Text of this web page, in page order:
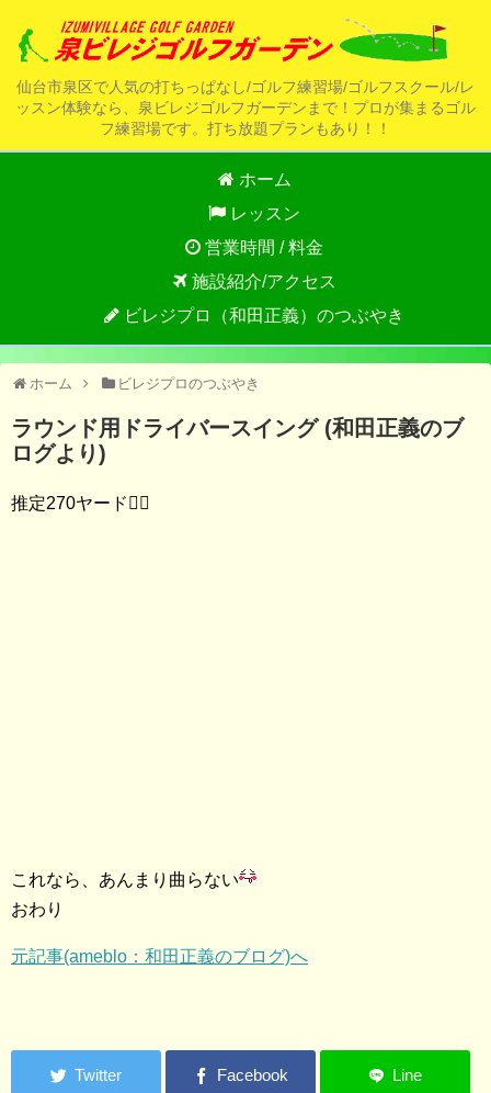
仙台市泉区で人気の打ちっぱなし/ゴルフ練習場/ゴルフスクール/レ
ッスン体験なら、泉ビレジゴルフガーデンまで！プロが集まるゴル
フ練習場です。打ち放題プランもあり！！
ホーム
レッスン
営業時間 / 料金
施設紹介/アクセス
ビレジプロ（和田正義）のつぶやき
ホーム ビレジプロのつぶやき
ラウンド用ドライバースイング (和田正義のブ
ログより)
推定270ヤード🏌️‍♂️
これなら、あんまり曲らない
おわり
元記事(ameblo：和田正義のブログ)へ